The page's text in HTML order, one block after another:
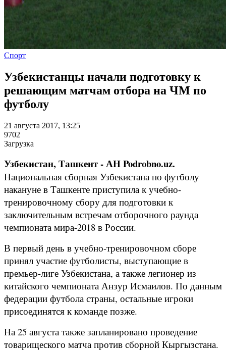
Спорт
Узбекистанцы начали подготовку к
решающим матчам отбора на ЧМ по
футболу
21 августа 2017, 13:25
9702
Загрузка
Узбекистан, Ташкент - АН Podrobno.uz.
Национальная сборная Узбекистана по футболу
накануне в Ташкенте приступила к учебно-
тренировочному сбору для подготовки к
заключительным встречам отборочного раунда
чемпионата мира-2018 в России.
В первый день в учебно-тренировочном сборе
принял участие футболисты, выступающие в
премьер-лиге Узбекистана, а также легионер из
китайского чемпионата Анзур Исмаилов. По данным
федерации футбола страны, остальные игроки
присоединятся к команде позже.
На 25 августа также запланировано проведение
товарищеского матча против сборной Кыргызстана.